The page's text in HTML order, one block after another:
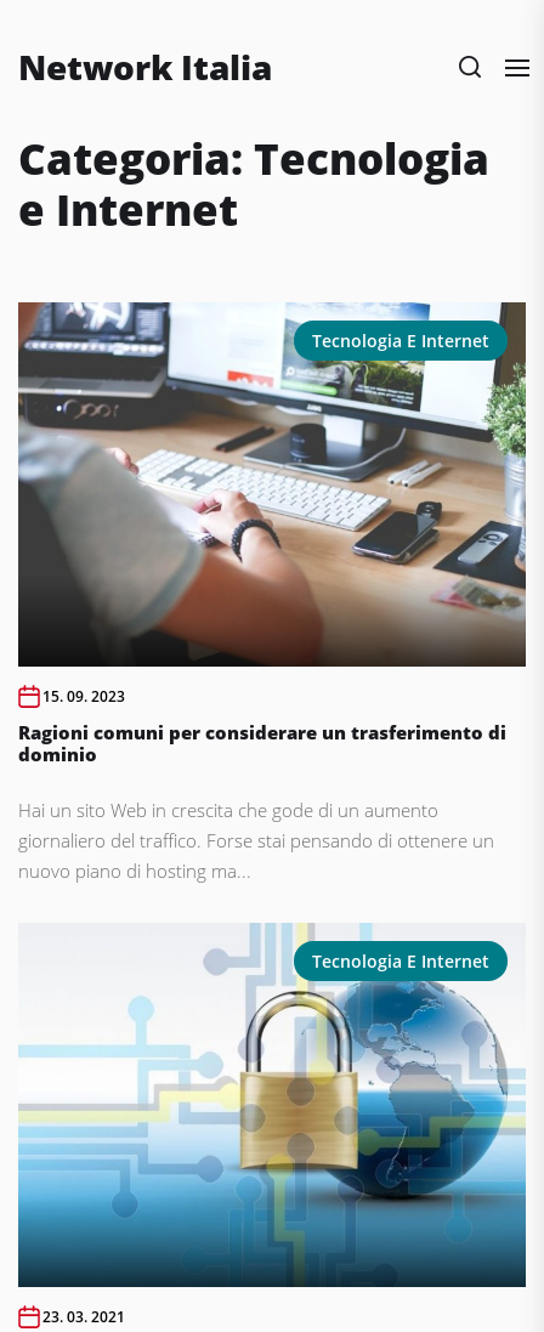
theNetwork Italia
Categoria: Tecnologia
e Internet
Tecnologia E Internet
15. 09. 2023
Ragioni comuni per considerare un trasferimento di
dominio
Hai un sito Web in crescita che gode di un aumento
giornaliero del traffico. Forse stai pensando di ottenere un
nuovo piano di hosting ma...
Tecnologia E Internet
23. 03. 2021